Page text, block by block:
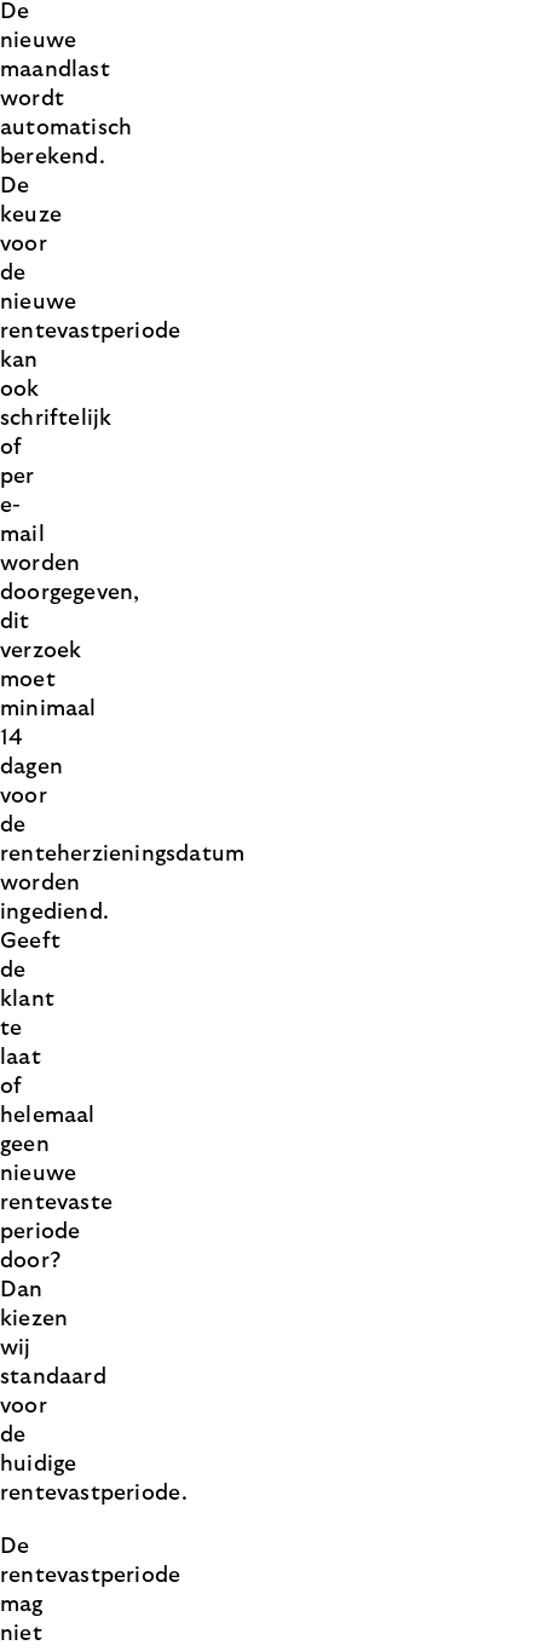
De
nieuwe
maandlast
wordt
automatisch
berekend.
De
keuze
voor
de
nieuwe
rentevastperiode
kan
ook
schriftelijk
of
per
e-
mail
worden
doorgegeven,
dit
verzoek
moet
minimaal
14
dagen
voor
de
renteherzieningsdatum
worden
ingediend.
Geeft
de
klant
te
laat
of
helemaal
geen
nieuwe
rentevaste
periode
door?
Dan
kiezen
wij
standaard
voor
de
huidige
rentevastperiode.
De
rentevastperiode
mag
niet